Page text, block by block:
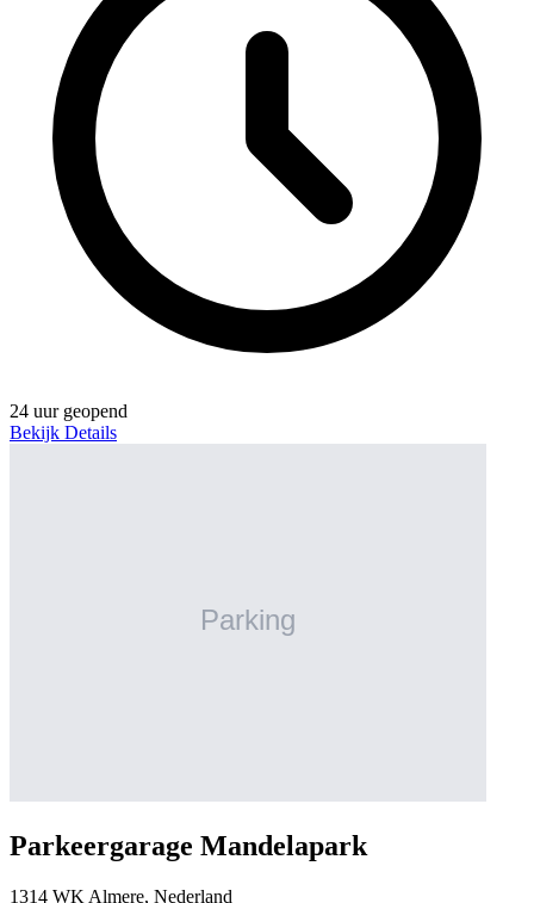
24 uur geopend
Bekijk Details
Parkeergarage Mandelapark
1314 WK Almere, Nederland